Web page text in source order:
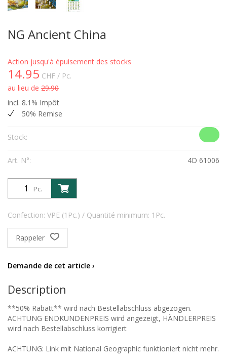
NG Ancient China
Action jusqu'à épuisement des stocks
14.95 CHF / Pc.
au lieu de 29.90
incl. 8.1% Impôt
50% Remise
Stock:
Art. N°: 4D 61006
Pc.
Confection: VPE (1Pc.) / Quantité minimum: 1Pc.
Rappeler
Demande de cet article ›
Description
**50% Rabatt** wird nach Bestellabschluss abgezogen.
ACHTUNG ENDKUNDENPREIS wird angezeigt, HÄNDLERPREIS
wird nach Bestellabschluss korrigiert
ACHTUNG: Link mit National Geographic funktioniert nicht mehr.